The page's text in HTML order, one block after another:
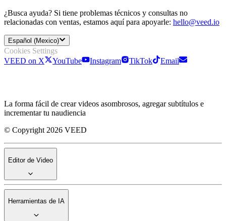
¿Busca ayuda? Si tiene problemas técnicos y consultas no
relacionadas con ventas, estamos aquí para apoyarle: hello@veed.io
Español (Mexico)
Cookies Settings
VEED on X
YouTube Instagram TikTok Email
La forma fácil de crear videos asombrosos, agregar subtítulos e
incrementar tu naudiencia
© Copyright 2026 VEED
Editor de Video
Herramientas de IA